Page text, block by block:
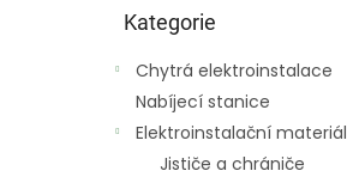
kategorie
Kategorie
Chytrá elektroinstalace
Nabíjecí stanice
Elektroinstalační materiál
Jističe a chrániče